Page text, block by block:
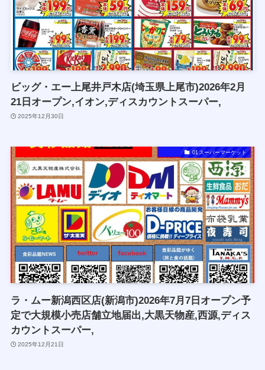
ビッグ・エー上尾井戸木店(埼玉県上尾市)2026年2月
21日オープン,イオン,ディスカウントスーパー,
2025年12月30日
01スーパーマーケット
ラ・ムー新潟西区店(新潟市)2026年7月7日オープン予
定で大規模小売店舗立地届出,大黒天物産,西源,ディス
カウントスーパー,
2025年12月21日